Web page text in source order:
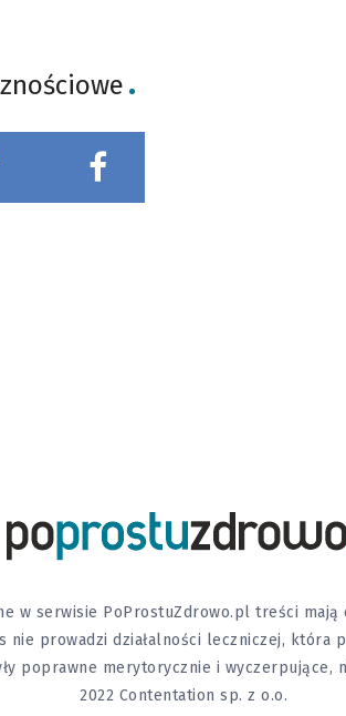
w serwisie PoProstuZdrowo.pl treści
prowadzi działalności leczniczej,
poprawne merytorycznie i
2022 Contentation sp. z o.o.